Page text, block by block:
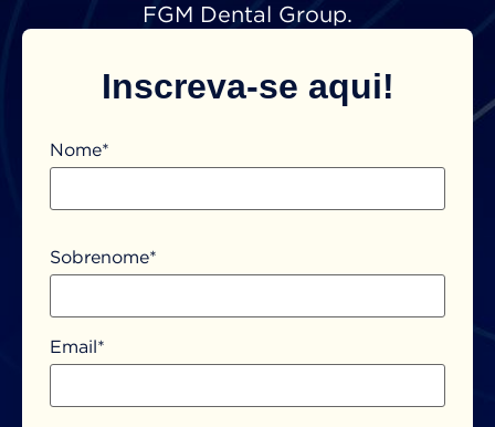
FGM Dental Group.
Inscreva-se aqui!
Nome*
Sobrenome*
Email*